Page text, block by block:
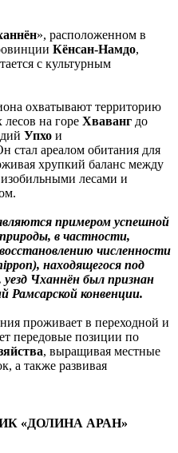
», расположенном в
Кёнсан-Намдо,
с культурным
охватывают территорию
на горе Хваванг до
Упхо и
стал ареалом обитания для
хрупкий баланс между
лесами и
примером успешной
в частности,
численности
находящегося под
уезд Чханнён был признан
Рамсарской конвенции.
проживает в переходной и
передовые позиции по
, выращивая местные
а также развивая
«ДОЛИНА АРАН»